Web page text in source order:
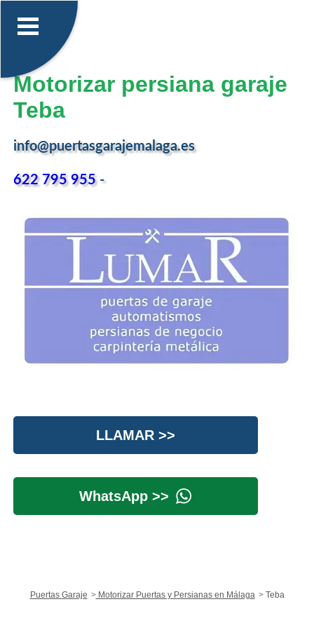
Motorizar persiana garaje
Teba
info@puertasgarajemalaga.es
622 795 955-
LLAMAR >>
WhatsApp >>
Puertas Garaje Motorizar Puertas y Persianas en Málaga Teba